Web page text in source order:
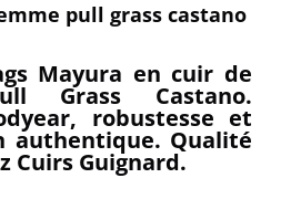
pull grass castano
Mayura en cuir de
Grass Castano.
robustesse et
authentique. Qualité
Cuirs Guignard.